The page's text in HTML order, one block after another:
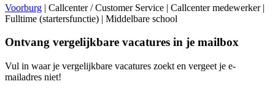
Voorburg | Callcenter / Customer Service | Callcenter medewerker |
Fulltime (startersfunctie) | Middelbare school
Ontvang vergelijkbare vacatures in je mailbox
Vul in waar je vergelijkbare vacatures zoekt en vergeet je e-
mailadres niet!